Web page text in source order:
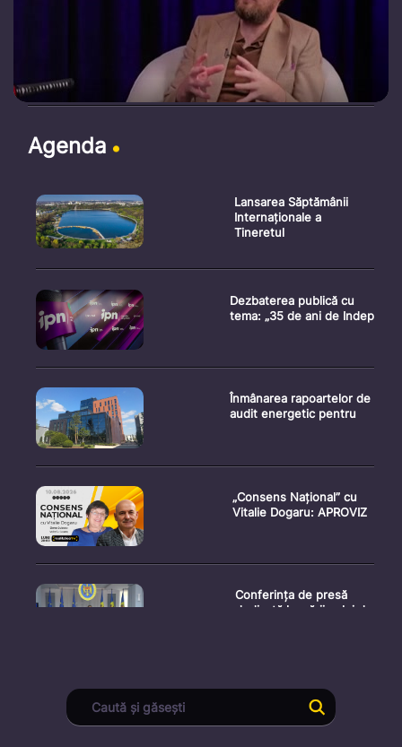
Agenda
Lansarea Săptămânii
Internaționale a
Tineretul
Dezbaterea publică cu
tema: „35 de ani de Indep
Înmânarea rapoartelor de
audit energetic pentru
„Consens Național” cu
Vitalie Dogaru: APROVIZ
Conferința de presă
dedicată lansării celei de
Dezbaterea publică cu
tema: „URSS, țara defici